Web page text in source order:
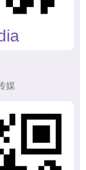
媒